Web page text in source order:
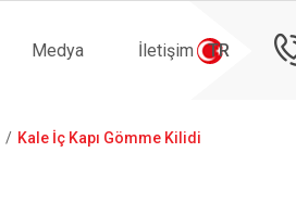
Medya İletişim TR
Kale İç Kapı Gömme Kilidi